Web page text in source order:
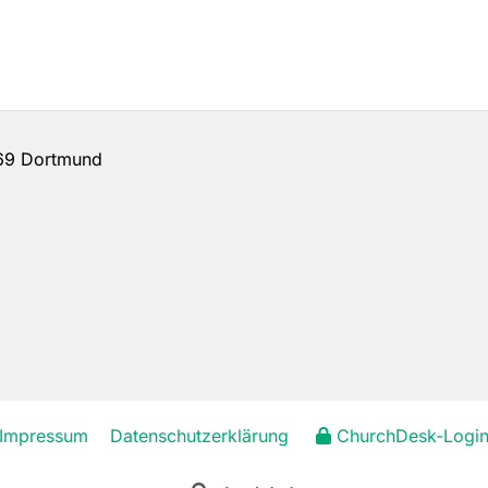
Dortmund
Impressum Datenschutzerklärung ChurchDesk-Login